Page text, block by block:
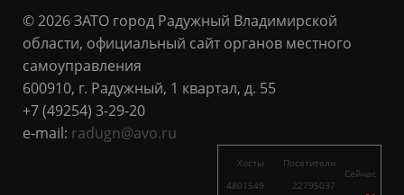
© 2026 ЗАТО город Радужный Владимирской
области, официальный сайт органов местного
самоуправления
600910, г. Радужный, 1 квартал, д. 55
+7 (49254) 3-29-20
e-mail: radugn@avo.ru
Хосты
4801549
Посетители
22795037
Сейчас